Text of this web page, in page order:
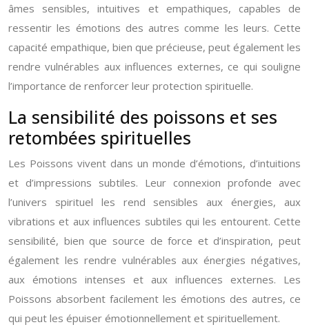
âmes sensibles, intuitives et empathiques, capables de
ressentir les émotions des autres comme les leurs. Cette
capacité empathique, bien que précieuse, peut également les
rendre vulnérables aux influences externes, ce qui souligne
l’importance de renforcer leur protection spirituelle.
La sensibilité des poissons et ses
retombées spirituelles
Les Poissons vivent dans un monde d’émotions, d’intuitions
et d’impressions subtiles. Leur connexion profonde avec
l’univers spirituel les rend sensibles aux énergies, aux
vibrations et aux influences subtiles qui les entourent. Cette
sensibilité, bien que source de force et d’inspiration, peut
également les rendre vulnérables aux énergies négatives,
aux émotions intenses et aux influences externes. Les
Poissons absorbent facilement les émotions des autres, ce
qui peut les épuiser émotionnellement et spirituellement.